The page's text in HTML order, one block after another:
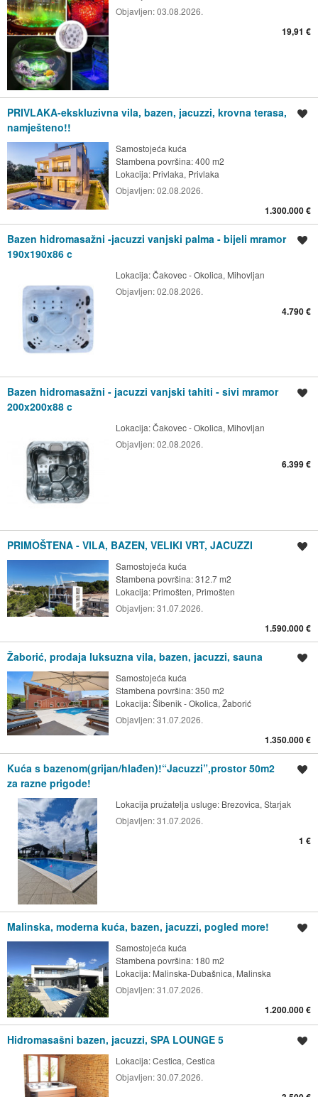
Objavljen:03.08.2026.
19,91 €
PRIVLAKA-ekskluzivna vila, bazen, jacuzzi, krovna terasa,
namješteno!!
Samostojeća kuća
Stambena površina: 400 m2
Lokacija: Privlaka, Privlaka
Objavljen:02.08.2026.
1.300.000 €
Bazen hidromasažni -jacuzzi vanjski palma - bijeli mramor
190x190x86 c
Lokacija:Čakovec - Okolica, Mihovljan
Objavljen:02.08.2026.
4.790 €
Bazen hidromasažni - jacuzzi vanjski tahiti - sivi mramor
200x200x88 c
Lokacija:Čakovec - Okolica, Mihovljan
Objavljen:02.08.2026.
6.399 €
PRIMOŠTENA - VILA, BAZEN, VELIKI VRT, JACUZZI
Samostojeća kuća
Stambena površina: 312.7 m2
Lokacija: Primošten, Primošten
Objavljen:31.07.2026.
1.590.000 €
Žaborić, prodaja luksuzna vila, bazen, jacuzzi, sauna
Samostojeća kuća
Stambena površina: 350 m2
Lokacija:Šibenik - Okolica, Žaborić
Objavljen:31.07.2026.
1.350.000 €
Kuća s bazenom(grijan/hlađen)!“Jacuzzi”,prostor 50m2
za razne prigode!
Lokacija pružatelja usluge: Brezovica, Starjak
Objavljen:31.07.2026.
1 €
Malinska, moderna kuća, bazen, jacuzzi, pogled more!
Samostojeća kuća
Stambena površina: 180 m2
Lokacija: Malinska-Dubašnica, Malinska
Objavljen:31.07.2026.
1.200.000 €
Hidromasašni bazen, jacuzzi, SPA LOUNGE 5
Lokacija:Cestica, Cestica
Objavljen:30.07.2026.